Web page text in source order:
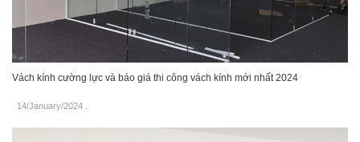
Vách kính cường lực và báo giá thi công vách kính mới nhất 2024
14/January/2024